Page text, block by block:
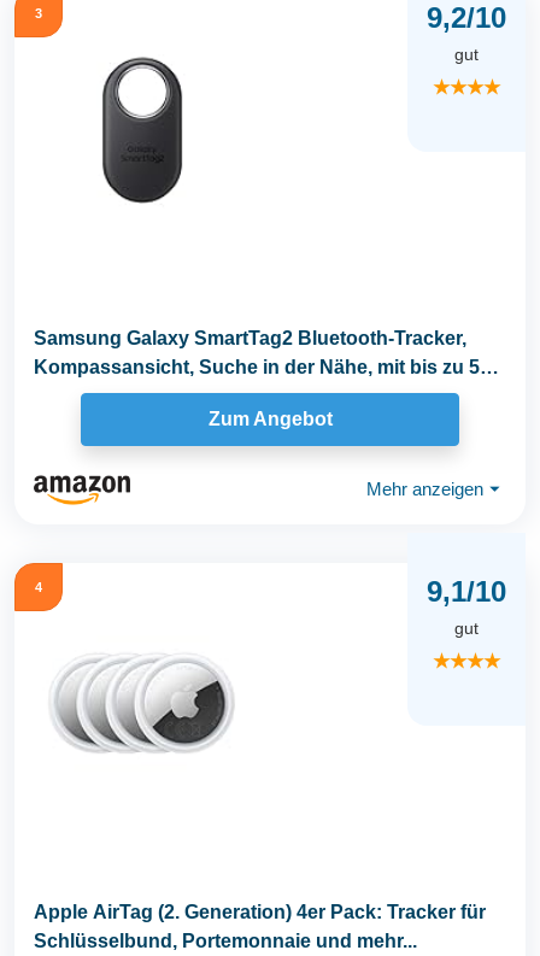
3 9,2/10
gut
★★★★
Samsung Galaxy SmartTag2 Bluetooth-Tracker,
Kompassansicht, Suche in der Nähe, mit bis zu 500
Tage...
Zum Angebot
Mehr anzeigen ⏷
4 9,1/10
gut
★★★★
Apple AirTag (2. Generation) 4er Pack: Tracker für
Schlüsselbund, Portemonnaie und mehr...